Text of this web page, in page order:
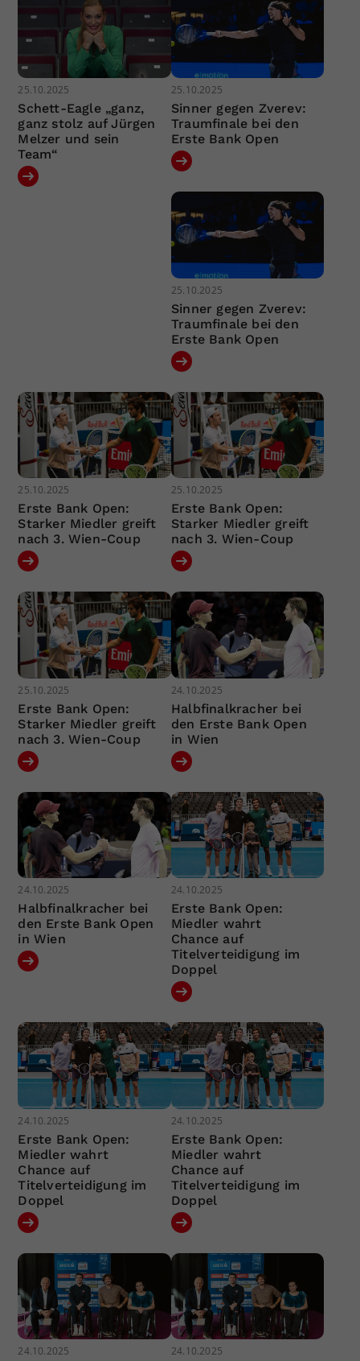
25.10.2025
Schett-Eagle „ganz,
ganz stolz auf Jürgen
Melzer und sein
Team“
25.10.2025
Sinner gegen Zverev:
Traumfinale bei den
Erste Bank Open
25.10.2025
Sinner gegen Zverev:
Traumfinale bei den
Erste Bank Open
25.10.2025
Erste Bank Open:
Starker Miedler greift
nach 3. Wien-Coup
25.10.2025
Erste Bank Open:
Starker Miedler greift
nach 3. Wien-Coup
25.10.2025
Erste Bank Open:
Starker Miedler greift
nach 3. Wien-Coup
24.10.2025
Halbfinalkracher bei
den Erste Bank Open
in Wien
24.10.2025
Halbfinalkracher bei
den Erste Bank Open
in Wien
24.10.2025
Erste Bank Open:
Miedler wahrt
Chance auf
Titelverteidigung im
Doppel
24.10.2025
Erste Bank Open:
Miedler wahrt
Chance auf
Titelverteidigung im
Doppel
24.10.2025
Erste Bank Open:
Miedler wahrt
Chance auf
Titelverteidigung im
Doppel
24.10.2025 24.10.2025